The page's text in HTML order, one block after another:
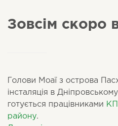
Зовсім скоро
Голови Моаї з острова
інсталяція в
готується працівниками
району.